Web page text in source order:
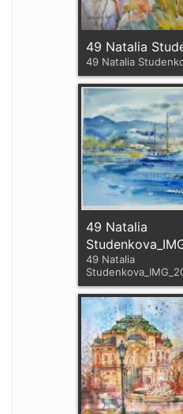
49 Natalia
49 Natalia
49 Natalia
49 Natalia